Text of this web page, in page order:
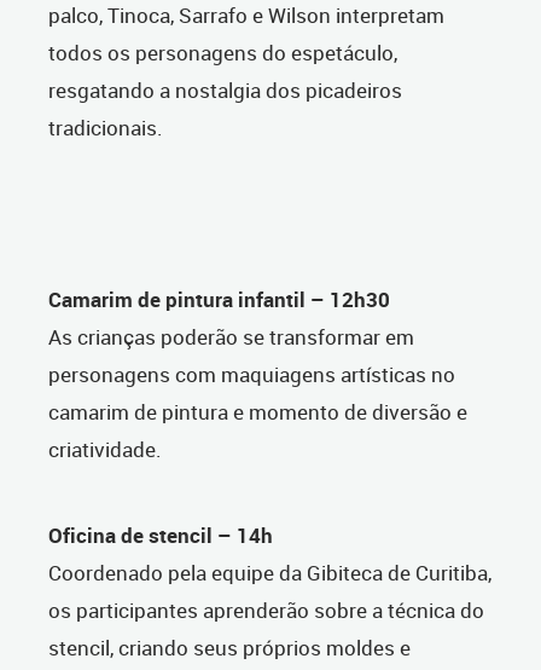
palco, Tinoca, Sarrafo e Wilson interpretam
todos os personagens do espetáculo,
resgatando a nostalgia dos picadeiros
tradicionais.
Camarim de pintura infantil – 12h30
As crianças poderão se transformar em
personagens com maquiagens artísticas no
camarim de pintura e momento de diversão e
criatividade.
Oficina de stencil – 14h
Coordenado pela equipe da Gibiteca de Curitiba,
os participantes aprenderão sobre a técnica do
stencil, criando seus próprios moldes e